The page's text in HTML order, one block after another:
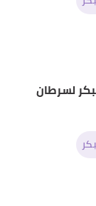
لسرطان